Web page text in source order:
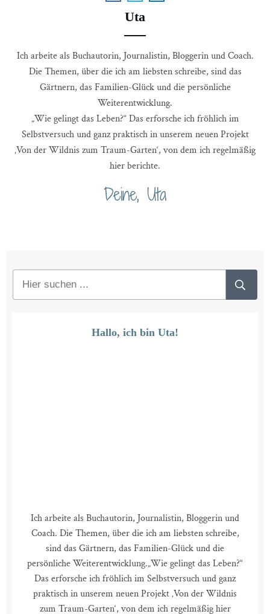
Uta
Ich arbeite als Buchautorin, Journalistin, Bloggerin und Coach.
Die Themen, über die ich am liebsten schreibe, sind das
Gärtnern, das Familien-Glück und die persönliche
Weiterentwicklung.
„Wie gelingt das Leben?“ Das erforsche ich fröhlich im
Selbstversuch und ganz praktisch in unserem neuen Projekt
‚Von der Wildnis zum Traum-Garten‘, von dem ich regelmäßig
hier berichte.
Deine, Uta
Hallo, ich bin Uta!
Ich arbeite als Buchautorin, Journalistin, Bloggerin und
Coach. Die Themen, über die ich am liebsten schreibe,
sind das Gärtnern, das Familien-Glück und die
persönliche Weiterentwicklung.„Wie gelingt das Leben?“
Das erforsche ich fröhlich im Selbstversuch und ganz
praktisch in unserem neuen Projekt ‚Von der Wildnis
zum Traum-Garten‘, von dem ich regelmäßig hier